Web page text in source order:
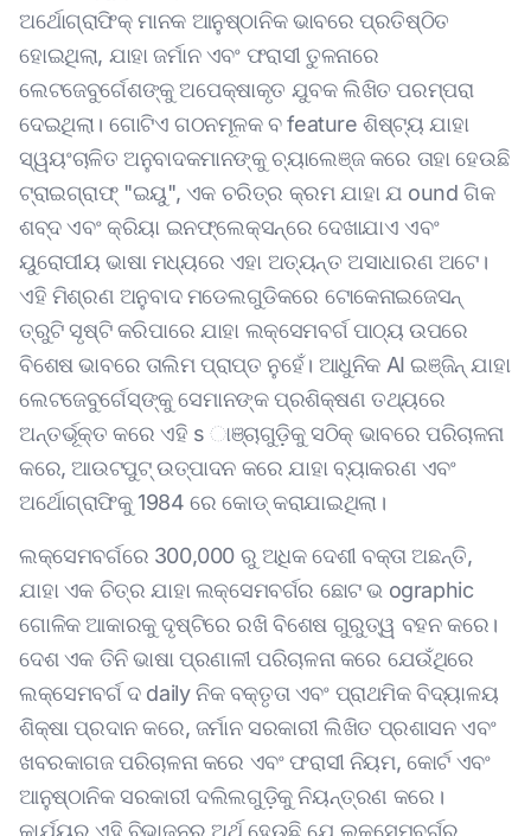
ଅର୍ଥୋଗ୍ରାଫିକ୍ ମାନକ ଆନୁଷ୍ଠାନିକ ଭାବରେ ପ୍ରତିଷ୍ଠିତ
ହୋଇଥିଲା, ଯାହା ଜର୍ମାନ ଏବଂ ଫରାସୀ ତୁଳନାରେ
ଲେଟଜେବୁର୍ଗେଶଙ୍କୁ ଅପେକ୍ଷାକୃତ ଯୁବକ ଲିଖିତ ପରମ୍ପରା
ଦେଇଥିଲା। ଗୋଟିଏ ଗଠନମୂଳକ ବ feature ଶିଷ୍ଟ୍ୟ ଯାହା
ସ୍ୱୟଂଚାଳିତ ଅନୁବାଦକମାନଙ୍କୁ ଚ୍ୟାଲେଞ୍ଜ କରେ ତାହା ହେଉଛି
ଟ୍ରାଇଗ୍ରାଫ୍ "ଇୟୁ", ଏକ ଚରିତ୍ର କ୍ରମ ଯାହା ଯ ound ଗିକ
ଶବ୍ଦ ଏବଂ କ୍ରିୟା ଇନଫ୍ଲେକ୍ସନ୍ରେ ଦେଖାଯାଏ ଏବଂ
ୟୁରୋପୀୟ ଭାଷା ମଧ୍ୟରେ ଏହା ଅତ୍ୟନ୍ତ ଅସାଧାରଣ ଅଟେ।
ଏହି ମିଶ୍ରଣ ଅନୁବାଦ ମଡେଲଗୁଡିକରେ ଟୋକେନାଇଜେସନ୍
ତ୍ରୁଟି ସୃଷ୍ଟି କରିପାରେ ଯାହା ଲକ୍ସେମବର୍ଗ ପାଠ୍ୟ ଉପରେ
ବିଶେଷ ଭାବରେ ତାଲିମ ପ୍ରାପ୍ତ ନୁହେଁ। ଆଧୁନିକ AI ଇଞ୍ଜିନ୍ ଯାହା
ଲେଟଜେବୁର୍ଗେସ୍ଙ୍କୁ ସେମାନଙ୍କ ପ୍ରଶିକ୍ଷଣ ତଥ୍ୟରେ
ଅନ୍ତର୍ଭୂକ୍ତ କରେ ଏହି s ାଞ୍ଚାଗୁଡ଼ିକୁ ସଠିକ୍ ଭାବରେ ପରିଚାଳନା
କରେ, ଆଉଟପୁଟ୍ ଉତ୍ପାଦନ କରେ ଯାହା ବ୍ୟାକରଣ ଏବଂ
ଅର୍ଥୋଗ୍ରାଫିକୁ 1984 ରେ କୋଡ୍ କରାଯାଇଥିଲା।
ଲକ୍ସେମବର୍ଗରେ 300,000 ରୁ ଅଧିକ ଦେଶୀ ବକ୍ତା ଅଛନ୍ତି,
ଯାହା ଏକ ଚିତ୍ର ଯାହା ଲକ୍ସେମବର୍ଗର ଛୋଟ ଭ ographic
ଗୋଳିକ ଆକାରକୁ ଦୃଷ୍ଟିରେ ରଖି ବିଶେଷ ଗୁରୁତ୍ୱ ବହନ କରେ।
ଦେଶ ଏକ ତିନି ଭାଷା ପ୍ରଣାଳୀ ପରିଚାଳନା କରେ ଯେଉଁଥିରେ
ଲକ୍ସେମବର୍ଗ ଦ daily ନିକ ବକ୍ତୃତା ଏବଂ ପ୍ରାଥମିକ ବିଦ୍ୟାଳୟ
ଶିକ୍ଷା ପ୍ରଦାନ କରେ, ଜର୍ମାନ ସରକାରୀ ଲିଖିତ ପ୍ରଶାସନ ଏବଂ
ଖବରକାଗଜ ପରିଚାଳନା କରେ ଏବଂ ଫରାସୀ ନିୟମ, କୋର୍ଟ ଏବଂ
ଆନୁଷ୍ଠାନିକ ସରକାରୀ ଦଲିଲଗୁଡ଼ିକୁ ନିୟନ୍ତ୍ରଣ କରେ।
କାର୍ଯ୍ୟର ଏହି ବିଭାଜନର ଅର୍ଥ ହେଉଛି ଯେ ଲକ୍ସେମବର୍ଗରୁ